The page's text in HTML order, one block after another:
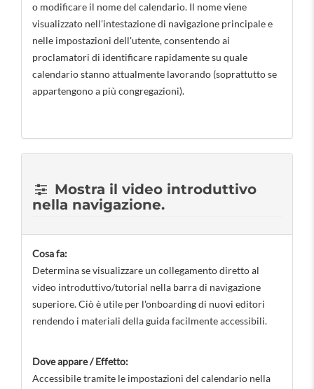
o modificare il nome del calendario. Il nome viene
visualizzato nell'intestazione di navigazione principale e
nelle impostazioni dell'utente, consentendo ai
proclamatori di identificare rapidamente su quale
calendario stanno attualmente lavorando (soprattutto se
appartengono a più congregazioni).
Mostra il video introduttivo
nella navigazione.
Cosa fa:
Determina se visualizzare un collegamento diretto al
video introduttivo/tutorial nella barra di navigazione
superiore. Ciò è utile per l'onboarding di nuovi editori
rendendo i materiali della guida facilmente accessibili.
Dove appare / Effetto:
Accessibile tramite le impostazioni del calendario nella